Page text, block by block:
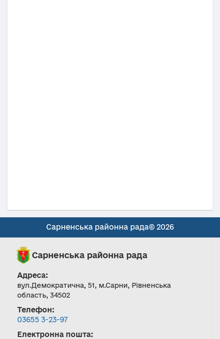
Сарненська районна рада© 2026
Сарненська районна рада
Адреса:
вул.Демократична, 51, м.Сарни, Рівненська
область, 34502
Телефон:
03655 3-23-97
Електронна пошта: